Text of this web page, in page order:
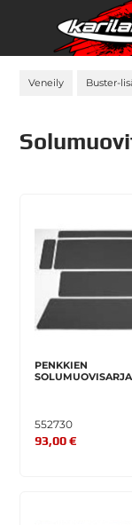
Veneily Buster-
PENKKIEN
552730
93,00 €